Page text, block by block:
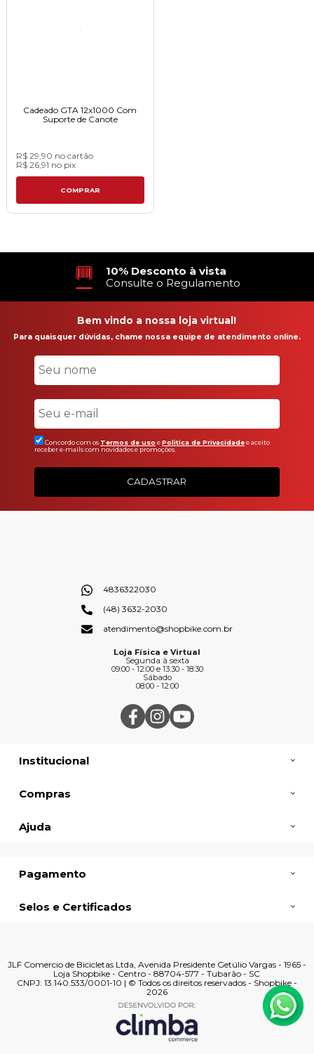
Cadeado GTA 12x1000 Com
Suporte de Canote
R$ 29,90 no cartão
R$ 26,91 no pix
COMPRAR
Em até 21X
no Cartão de Crédito
Bem vindo a nossa loja virtual!
Para quaisquer dúvidas, chame nossa equipe de atendimento online.
Concordo com os Termos de uso ePolitica de Privacidadee aceito
receber e-mails com novidades e promoções.
CADASTRAR
Institucional
Compras
Ajuda
4836322030
(48) 3632-2030
atendimento@shopbike.com.br
Loja Física e Virtual
Segunda à sexta
09:00 - 12:00 e 13:30 - 18:30
Sábado
08:00 - 12:00
Pagamento
Selos e Certificados
JLF Comercio de Bicicletas Ltda, Avenida Presidente Getúlio Vargas - 1965 -
Loja Shopbike - Centro - 88704-577 - Tubarão - SC
CNPJ: 13.140.533/0001-10 | © Todos os direitos reservados - Shopbike -
2026